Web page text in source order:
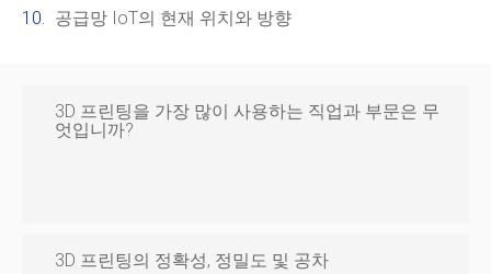
공급망 IoT의 현재 위치와 방향
3D 프린팅을 가장 많이 사용하는 직업과 부문은 무
엇입니까?
3D 프린팅의 정확성, 정밀도 및 공차